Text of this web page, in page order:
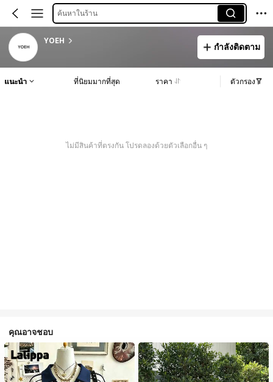
ค้นหาในร้าน
YOEH
กำลังติดตาม
แนะนำ ที่นิยมมากที่สุด ราคา ตัวกรอง
ไม่มีสินค้าที่ตรงกัน โปรดลองด้วยตัวเลือกอื่น ๆ
คุณอาจชอบ